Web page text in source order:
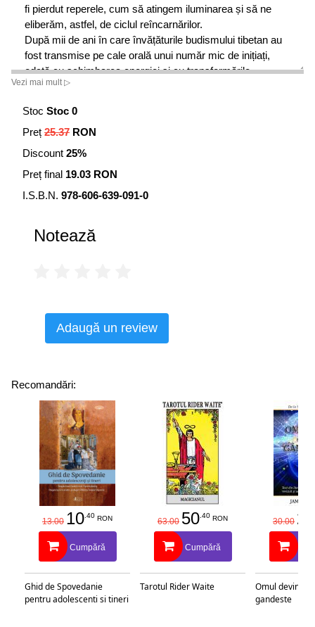
fi pierdut reperele, cum să atingem iluminarea și să ne
eliberăm, astfel, de ciclul reîncarnărilor.
După mii de ani în care învățăturile budismului tibetan au
fost transmise pe cale orală unui număr mic de inițiați,
odată cu schimbarea energiei și cu transformările
semnificative prin care trece Pământul, răspândirea
se înscrie și ea în acest proces, venind în întimpinarea
nevoii de cunoaștere a fiecăruia dintre noi.
Meritul cărții lui Daniel este acela de a transmite informații
și clar. Cartea are o bogată componentă teoretică
(învățături străvechi tibetane) și una practică (exerciții și
unor exerciții tibetane.
Vezi mai mult ▷
Stoc Stoc 0
Preț 25.37 RON
Discount 25%
Preț final 19.03 RON
I.S.B.N. 978-606-639-091-0
Notează
Adaugă un review
Recomandări:
13.00 10.40 RON
Cumpără
Ghid de Spovedanie
pentru adolescenti si tineri
63.00 50.40 RON
Cumpără
Tarotul Rider Waite
30.00 25
Omul devine
gandeste